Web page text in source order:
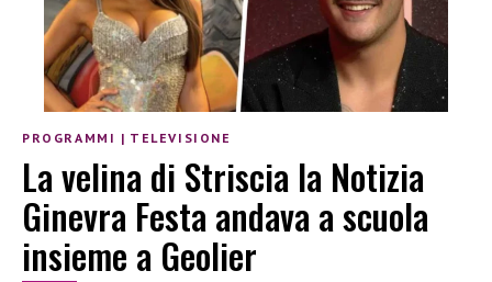
PROGRAMMI | TELEVISIONE
La velina di Striscia la Notizia
Ginevra Festa andava a scuola
insieme a Geolier